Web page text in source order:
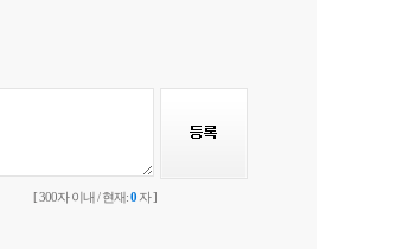
[ 300자 이내 / 현재:0 자 ]